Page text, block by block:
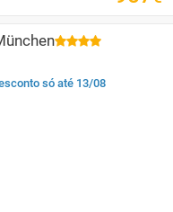
só até 13/08